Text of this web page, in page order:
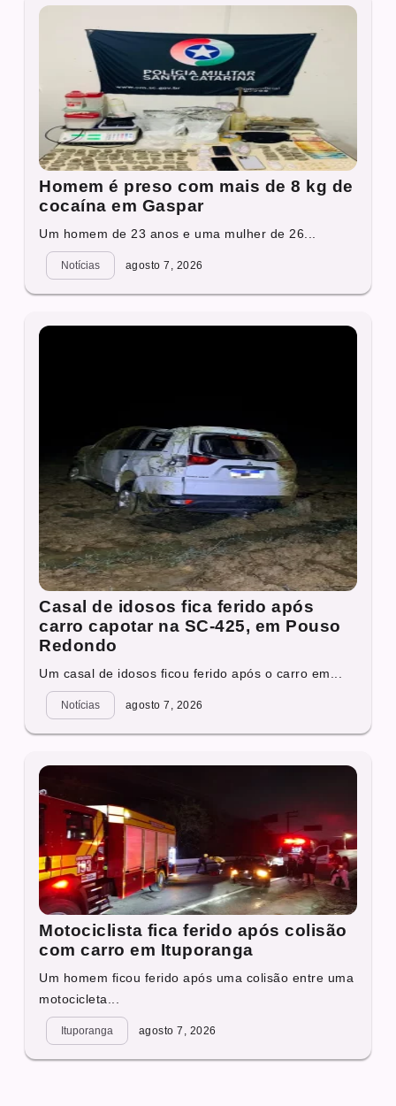
Homem é preso com mais de 8 kg de
cocaína em Gaspar
Um homem de 23 anos e uma mulher de 26...
Notícias agosto 7, 2026
Casal de idosos fica ferido após
carro capotar na SC-425, em Pouso
Redondo
Um casal de idosos ficou ferido após o carro em...
Notícias agosto 7, 2026
Motociclista fica ferido após colisão
com carro em Ituporanga
Um homem ficou ferido após uma colisão entre uma
motocicleta...
Ituporanga agosto 7, 2026